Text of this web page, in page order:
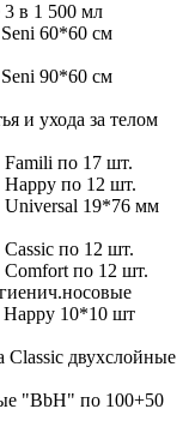
в 1 500 мл
60*60 см
90*60 см
и ухода за телом
по 17 шт.
по 12 шт.
19*76 мм
по 12 шт.
по 12 шт.
Happy 10*10 шт
двухслойные
"BbH" по 100+50